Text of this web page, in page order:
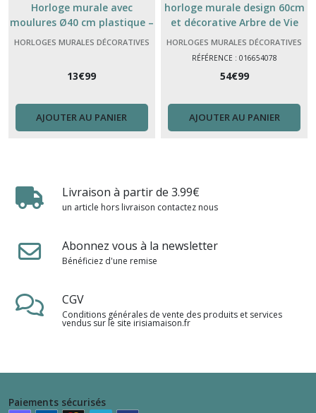
Horloge murale avec
moulures Ø40 cm plastique –
horloge décorative vintage
HORLOGES MURALES DÉCORATIVES
13€99
AJOUTER AU PANIER
horloge murale design 60cm
et décorative Arbre de Vie
pour enrichir votre intérieur !
HORLOGES MURALES DÉCORATIVES
ET DESIGN RÉVEIL
RÉFÉRENCE : 016654078
54€99
AJOUTER AU PANIER
Livraison à partir de 3.99€
un article hors livraison contactez nous
Abonnez vous à la newsletter
Bénéficiez d'une remise
CGV
Conditions générales de vente des produits et services
vendus sur le site irisiamaison.fr
Paiements sécurisés